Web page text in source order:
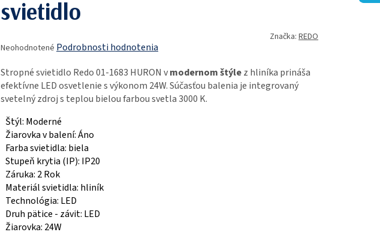
svietidlo
hodnotenie
je
0,0
z
hviezdičiek.
Neohodnotené Podrobnosti hodnotenia
Značka: REDO
Stropné svietidlo Redo 01-1683 HURON vmodernom štýlez hliníka prináša
efektívne LED osvetlenie s výkonom 24W. Súčasťou balenia je integrovaný
svetelný zdroj s teplou bielou farbou svetla 3000 K.
Štýl: Moderné
Žiarovka v balení: Áno
Farba svietidla: biela
Stupeň krytia (IP): IP20
Záruka: 2 Rok
Materiál svietidla: hliník
Technológia: LED
Druh pätice - závit: LED
Žiarovka: 24W